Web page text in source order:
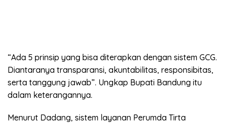
“Ada 5 prinsip yang bisa diterapkan dengan sistem GCG.
Diantaranya transparansi, akuntabilitas, responsibitas,
serta tanggung jawab”. Ungkap Bupati Bandung itu
dalam keterangannya.
Menurut Dadang, sistem layanan Perumda Tirta